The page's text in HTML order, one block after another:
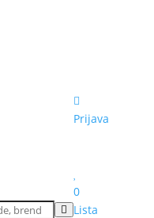
Prijava
0
Lista